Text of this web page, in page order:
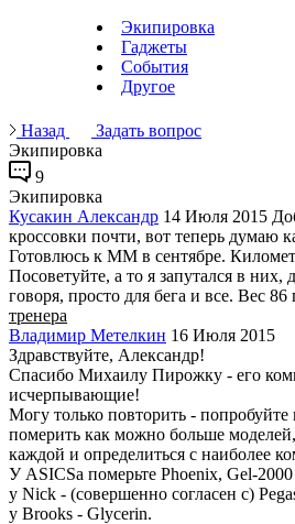
Экипировка
Гаджеты
События
Другое
Назад
Задать вопрос
Экипировка
9
Экипировка
Кусакин Александр 14 Июля 2015
кроссовки почти, вот теперь думаю
Готовлюсь к ММ в сентябре.
Посоветуйте, а то я запутался в них,
говоря, просто для бега и все. Вес 86
тренера
Владимир Метелкин 16 Июля 2015
Здравствуйте, Александр!
Спасибо Михаилу Пирожку - его
исчерпывающие!
Могу только повторить -
померить как можно больше
каждой и определиться с наиболее
У ASICSa померьте Phoenix, Gel-
у Nick - (совершенно согласен с)
у Brooks - Glycerin.